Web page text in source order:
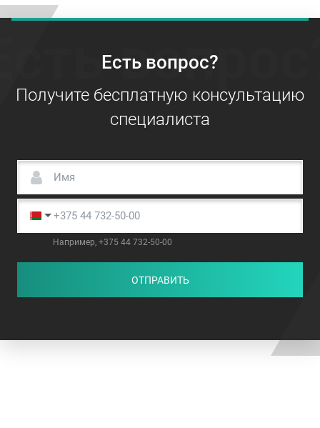
Есть вопрос?
Получите бесплатную консультацию
специалиста
Например, +375 44 732-50-00
ОТПРАВИТЬ